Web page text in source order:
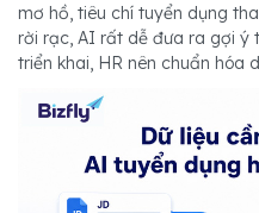
mơ hồ, tiêu chí tuyển dụng
rời rạc, AI rất dễ đưa ra gợi ý
triển khai, HR nên chuẩn hóa